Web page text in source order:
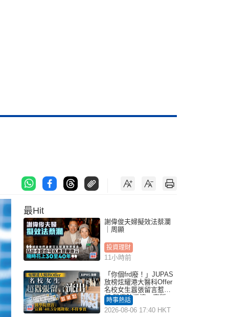
最Hit
謝偉俊夫婦擬效法蔡瀾
｜周顯
投資理財
11小時前
「你個frd廢！」JUPAS
放榜炫耀港大醫科Offer
名校女生囂張留言惹眾
怒 醫學院澄清：宣稱
「40.5分獲錄取」不符事
實｜Juicy叮
時事熱話
2026-08-06 17:40 HKT